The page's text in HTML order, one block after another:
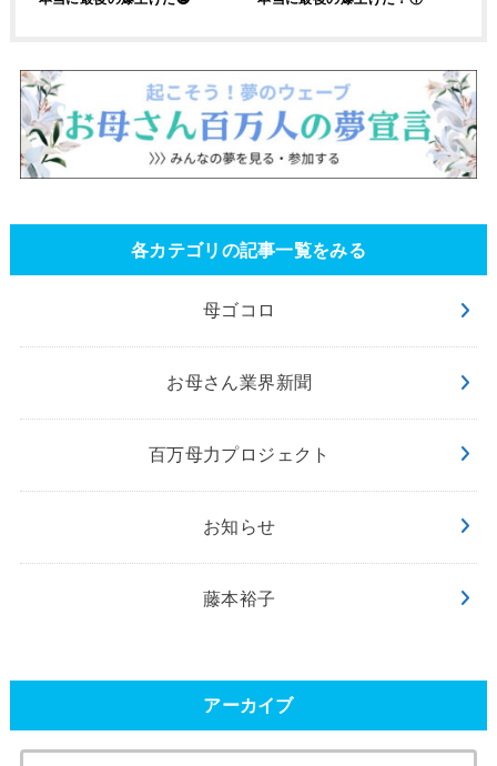
各カテゴリの記事一覧をみる
母ゴコロ
お母さん業界新聞
百万母力プロジェクト
お知らせ
藤本裕子
アーカイブ